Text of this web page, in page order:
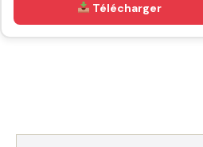
Télécharger